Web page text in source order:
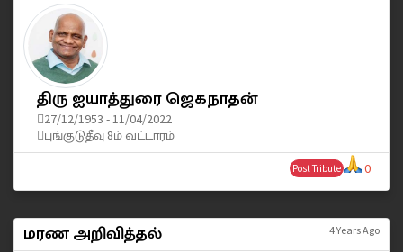
திரு ஐயாத்துரை ஜெகநாதன்
27/12/1953 - 11/04/2022
புங்குடுதீவு 8ம் வட்டாரம்
0
Post Tribute
மரண அறிவித்தல் 4 Years Ago